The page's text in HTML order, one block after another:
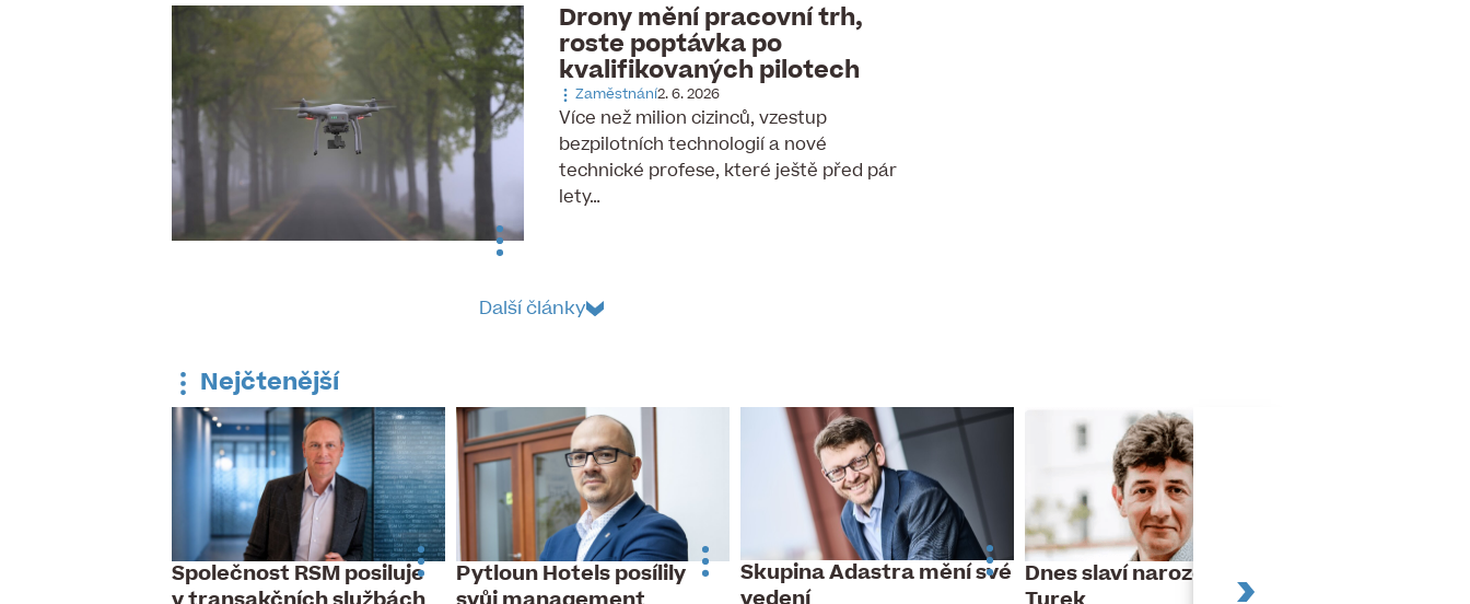
Drony mění pracovní trh,
roste poptávka po
kvalifikovaných pilotech
Zaměstnání2. 6. 2026
Více než milion cizinců, vzestup
bezpilotních technologií a nové
technické profese, které ještě před pár
lety…
Další články
Nejčtenější
Společnost RSM posiluje
Pytloun Hotels posílily
Skupina Adastra mění své Dnes slaví narozeniny Jan